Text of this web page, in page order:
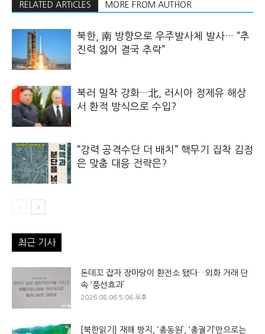
RELATED ARTICLES MORE FROM AUTHOR
북한, 南 방향으로 우주발사체 발사… “추
진력 잃어 결국 추락”
북러 밀착 강화…北, 러시아 정제유 해상
서 환적 방식으로 수입?
“강력 공격수단 더 배치” 핵무기 집착 김정
은 맞춤 대응 전략은?
최근 기사
돈데꼬 잡자 장마당이 환전소 됐다…외화 거래 단
속 ‘풍선효과’
2026.08.06 5:06 오후
[북한읽기] 재해 방지, ‘총동원’, ‘총궐기’만으로는